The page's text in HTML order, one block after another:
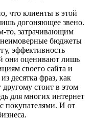
что клиенты в этой
догоняющее звено.
то, затрачивающим
бюджеты
эффективность
они оценивают лишь
своего сайта и
десятка фраз, как
стоит в этом
для многих интернет
покупателями. И от